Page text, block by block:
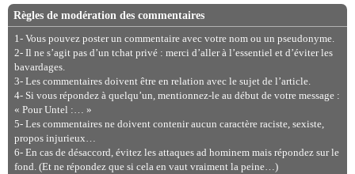
Règles de modération des commentaires
1- Vous pouvez poster un commentaire avec votre nom ou un pseudonyme.
2- Il ne s’agit pas d’un tchat privé : merci d’aller à l’essentiel et d’éviter les
bavardages.
3- Les commentaires doivent être en relation avec le sujet de l’article.
4- Si vous répondez à quelqu’un, mentionnez-le au début de votre message :
« Pour Untel :… »
5- Les commentaires ne doivent contenir aucun caractère raciste, sexiste,
propos injurieux…
6- En cas de désaccord, évitez les attaques ad hominem mais répondez sur le
fond. (Et ne répondez que si cela en vaut vraiment la peine…)